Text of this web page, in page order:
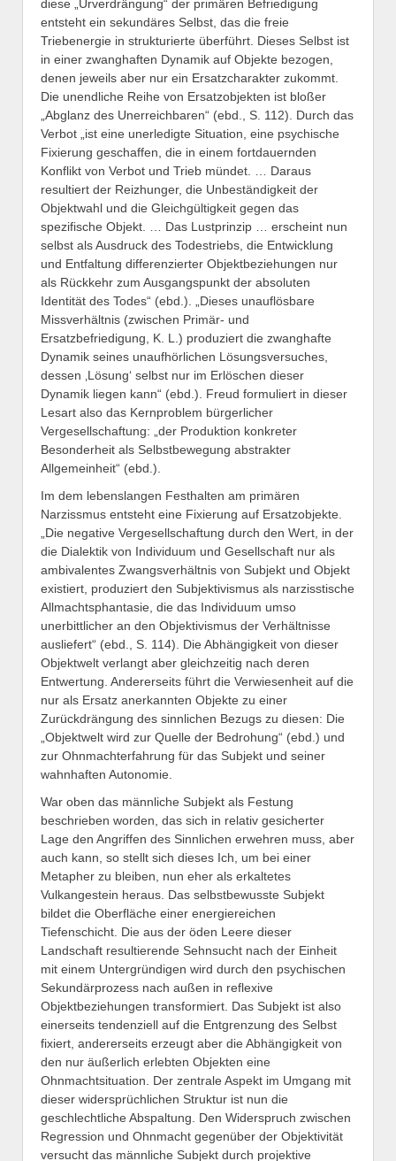
diese „Urverdrängung“ der primären Befriedigung
entsteht ein sekundäres Selbst, das die freie
Triebenergie in strukturierte überführt. Dieses Selbst ist
in einer zwanghaften Dynamik auf Objekte bezogen,
denen jeweils aber nur ein Ersatzcharakter zukommt.
Die unendliche Reihe von Ersatzobjekten ist bloßer
„Abglanz des Unerreichbaren“ (ebd., S. 112). Durch das
Verbot „ist eine unerledigte Situation, eine psychische
Fixierung geschaffen, die in einem fortdauernden
Konflikt von Verbot und Trieb mündet. … Daraus
resultiert der Reizhunger, die Unbeständigkeit der
Objektwahl und die Gleichgültigkeit gegen das
spezifische Objekt. … Das Lustprinzip … erscheint nun
selbst als Ausdruck des Todestriebs, die Entwicklung
und Entfaltung differenzierter Objektbeziehungen nur
als Rückkehr zum Ausgangspunkt der absoluten
Identität des Todes“ (ebd.). „Dieses unauflösbare
Missverhältnis (zwischen Primär- und
Ersatzbefriedigung, K. L.) produziert die zwanghafte
Dynamik seines unaufhörlichen Lösungsversuches,
dessen ‚Lösung‘ selbst nur im Erlöschen dieser
Dynamik liegen kann“ (ebd.). Freud formuliert in dieser
Lesart also das Kernproblem bürgerlicher
Vergesellschaftung: „der Produktion konkreter
Besonderheit als Selbstbewegung abstrakter
Allgemeinheit“ (ebd.).
Im dem lebenslangen Festhalten am primären
Narzissmus entsteht eine Fixierung auf Ersatzobjekte.
„Die negative Vergesellschaftung durch den Wert, in der
die Dialektik von Individuum und Gesellschaft nur als
ambivalentes Zwangsverhältnis von Subjekt und Objekt
existiert, produziert den Subjektivismus als narzisstische
Allmachtsphantasie, die das Individuum umso
unerbittlicher an den Objektivismus der Verhältnisse
ausliefert“ (ebd., S. 114). Die Abhängigkeit von dieser
Objektwelt verlangt aber gleichzeitig nach deren
Entwertung. Andererseits führt die Verwiesenheit auf die
nur als Ersatz anerkannten Objekte zu einer
Zurückdrängung des sinnlichen Bezugs zu diesen: Die
„Objektwelt wird zur Quelle der Bedrohung“ (ebd.) und
zur Ohnmachterfahrung für das Subjekt und seiner
wahnhaften Autonomie.
War oben das männliche Subjekt als Festung
beschrieben worden, das sich in relativ gesicherter
Lage den Angriffen des Sinnlichen erwehren muss, aber
auch kann, so stellt sich dieses Ich, um bei einer
Metapher zu bleiben, nun eher als erkaltetes
Vulkangestein heraus. Das selbstbewusste Subjekt
bildet die Oberfläche einer energiereichen
Tiefenschicht. Die aus der öden Leere dieser
Landschaft resultierende Sehnsucht nach der Einheit
mit einem Untergründigen wird durch den psychischen
Sekundärprozess nach außen in reflexive
Objektbeziehungen transformiert. Das Subjekt ist also
einerseits tendenziell auf die Entgrenzung des Selbst
fixiert, andererseits erzeugt aber die Abhängigkeit von
den nur äußerlich erlebten Objekten eine
Ohnmachtsituation. Der zentrale Aspekt im Umgang mit
dieser widersprüchlichen Struktur ist nun die
geschlechtliche Abspaltung. Den Widerspruch zwischen
Regression und Ohnmacht gegenüber der Objektivität
versucht das männliche Subjekt durch projektive